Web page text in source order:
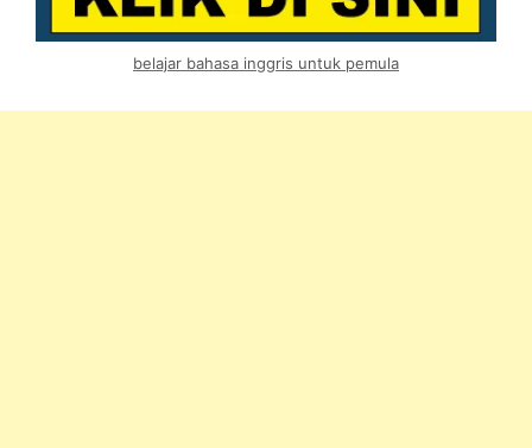
belajar bahasa inggris untuk pemula